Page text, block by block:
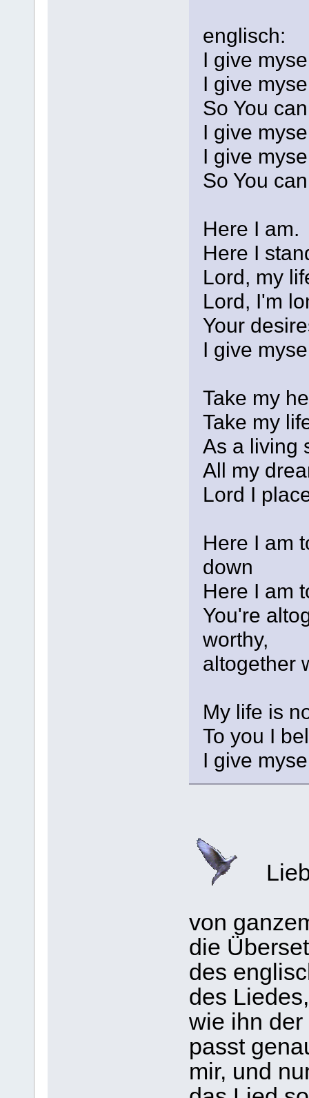
englisch:
I give
I give
So You
I give
I give
So You
Here I am.
Here I
Lord, my
Lord, I'm
Your
I give
Take my
Take my
As a living
All my
Lord I
Here I am
down
Here I am
You're
worthy,
altogether
My life is
To you I
I give
von
die
des
des
wie ihn der
passt
mir, und